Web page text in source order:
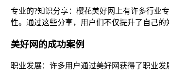
专业的?知识分享：樱花美好网上有许多行业
性。通过这些分享，用户们不仅提升了自己的
美好网的成功案例
职业发展：许多用户通过美好网获得了职业